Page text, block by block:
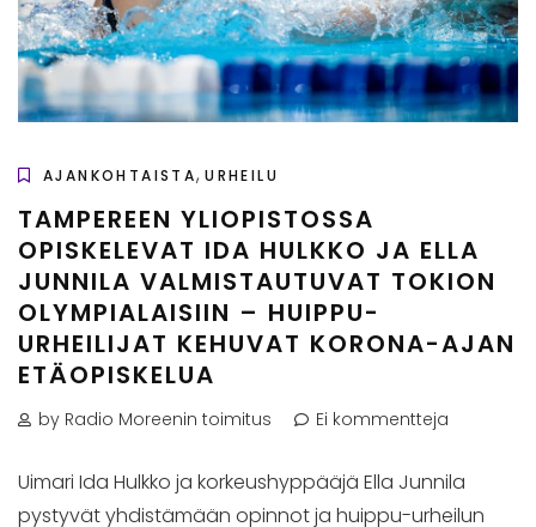
AJANKOHTAISTA,URHEILU
TAMPEREEN YLIOPISTOSSA
OPISKELEVAT IDA HULKKO JA ELLA
JUNNILA VALMISTAUTUVAT TOKION
OLYMPIALAISIIN – HUIPPU-
URHEILIJAT KEHUVAT KORONA-AJAN
ETÄOPISKELUA
by Radio Moreenin toimitus Ei kommentteja
Uimari Ida Hulkko ja korkeushyppääjä Ella Junnila
pystyvät yhdistämään opinnot ja huippu-urheilun